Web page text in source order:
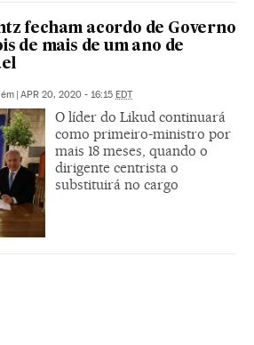
fecham acordo de Governo
de mais de um ano de
APR 20, 2020 - 16:15 EDT
O líder do Likud continuará
como primeiro-ministro por
mais 18 meses, quando o
dirigente centrista o
substituirá no cargo